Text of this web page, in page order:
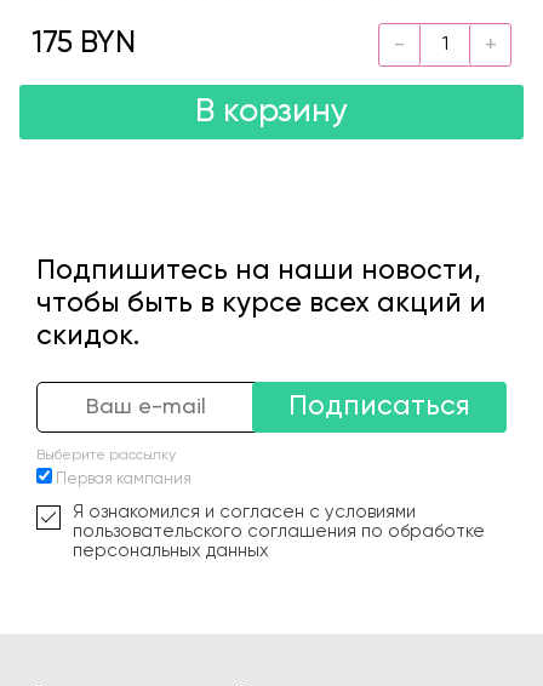
175 BYN
В корзину
Подпишитесь на наши новости,
чтобы быть в курсе всех акций и
скидок.
Подписаться
Выберите рассылку
Первая кампания
Я ознакомился и согласен с условиями
пользовательского соглашения по обработке
персональных данных